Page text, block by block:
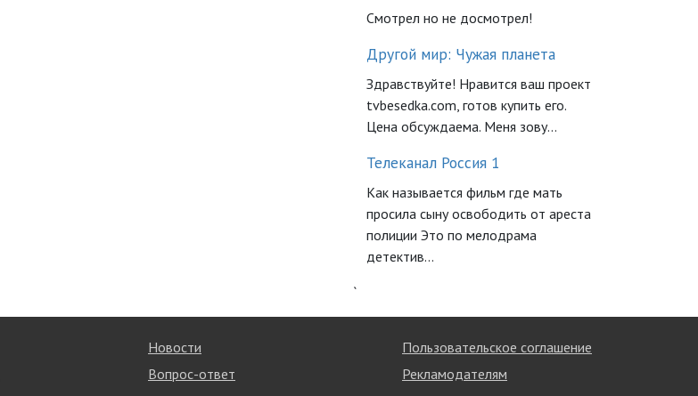
Смотрел но не досмотрел!
Другой мир: Чужая планета
Здравствуйте! Нравится ваш проект
tvbesedka.com, готов купить его.
Цена обсуждаема. Меня зову...
Телеканал Россия 1
Как называется фильм где мать
просила сыну освободить от ареста
полиции Это по мелодрама
детектив...
`
Новости
Вопрос-ответ
Пользовательское соглашение
Рекламодателям